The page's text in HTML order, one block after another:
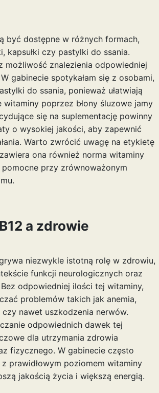
być dostępne w różnych formach,
kapsułki czy pastylki do ssania.
możliwość znalezienia odpowiedniej
gabinecie spotykałam się z osobami,
do ssania, ponieważ ułatwiają
witaminy poprzez błony śluzowe jamy
się na suplementację powinny
o wysokiej jakości, aby zapewnić
Warto zwrócić uwagę na etykietę
ona również norma witaminy
przy zrównoważonym
a zdrowie
niezwykle istotną rolę w zdrowiu,
funkcji neurologicznych oraz
odpowiedniej ilości tej witaminy,
problemów takich jak anemia,
czy nawet uszkodzenia nerwów.
odpowiednich dawek tej
dla utrzymania zdrowia
fizycznego. W gabinecie często
prawidłowym poziomem witaminy
jakością życia i większą energią.